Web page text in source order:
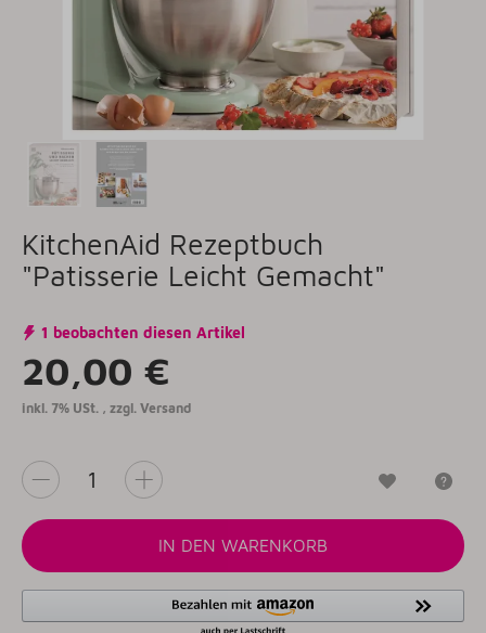
KitchenAid Rezeptbuch
"Patisserie Leicht Gemacht"
1 beobachten diesen Artikel
20,00 €
inkl. 7% USt. , zzgl. Versand
IN DEN WARENKORB